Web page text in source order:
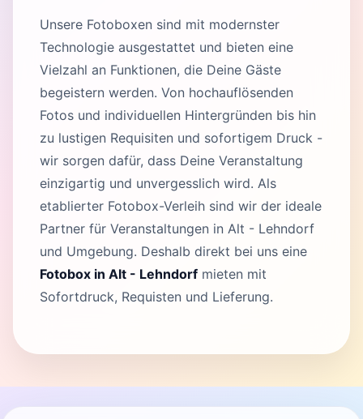
Unsere Fotoboxen sind mit modernster
Technologie ausgestattet und bieten eine
Vielzahl an Funktionen, die Deine Gäste
begeistern werden. Von hochauflösenden
Fotos und individuellen Hintergründen bis hin
zu lustigen Requisiten und sofortigem Druck -
wir sorgen dafür, dass Deine Veranstaltung
einzigartig und unvergesslich wird. Als
etablierter Fotobox-Verleih sind wir der ideale
Partner für Veranstaltungen in Alt - Lehndorf
und Umgebung. Deshalb direkt bei uns eine
Fotobox in Alt - Lehndorf mieten mit
Sofortdruck, Requisten und Lieferung.